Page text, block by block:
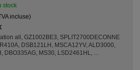
stock
incluse)
all, GZ1002BE3, SPLIT2700DECONNE
DSB121LH, MSCA12YV, ALD3000,
DBO335AG, MS30, LSD2461HL, ...